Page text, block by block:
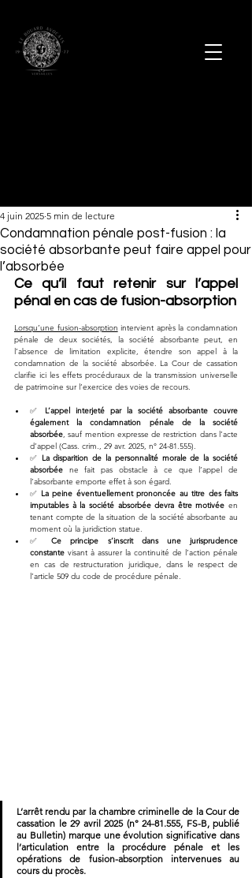
Condamnation pénale post-fusion : la
société absorbante peut faire appel pour
l’absorbée
4 juin 2025 5 min de lecture
Ce qu’il faut retenir sur l’appel
pénal en cas de fusion-absorption
Lorsqu’une fusion-absorption intervient après la condamnation
pénale de deux sociétés, la société absorbante peut, en
l’absence de limitation explicite, étendre son appel à la
condamnation de la société absorbée. La Cour de cassation
clarifie ici les effets procéduraux de la transmission universelle
de patrimoine sur l’exercice des voies de recours.
✅ L’appel interjeté par la société absorbante couvre
également la condamnation pénale de la société
absorbée, sauf mention expresse de restriction dans l’acte
d’appel (Cass. crim., 29 avr. 2025, n° 24-81.555).
✅ La disparition de la personnalité morale de la société
absorbée ne fait pas obstacle à ce que l’appel de
l’absorbante emporte effet à son égard.
✅ La peine éventuellement prononcée au titre des faits
imputables à la société absorbée devra être motivée en
tenant compte de la situation de la société absorbante au
moment où la juridiction statue.
✅ Ce principe s’inscrit dans une jurisprudence
constante visant à assurer la continuité de l’action pénale
en cas de restructuration juridique, dans le respect de
l’article 509 du code de procédure pénale.
L’arrêt rendu par la chambre criminelle de la Cour de
cassation le 29 avril 2025 (n° 24-81.555, FS-B, publié
au Bulletin) marque une évolution significative dans
l’articulation entre la procédure pénale et les
opérations de fusion-absorption intervenues au
cours du procès.